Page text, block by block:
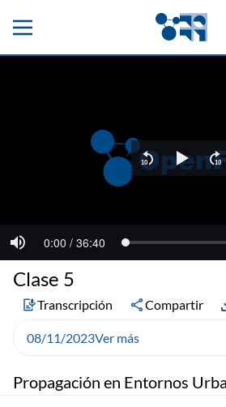
Propagación en Entornos
Clase 5
Transcripción Compartir
08/11/2023Ver más